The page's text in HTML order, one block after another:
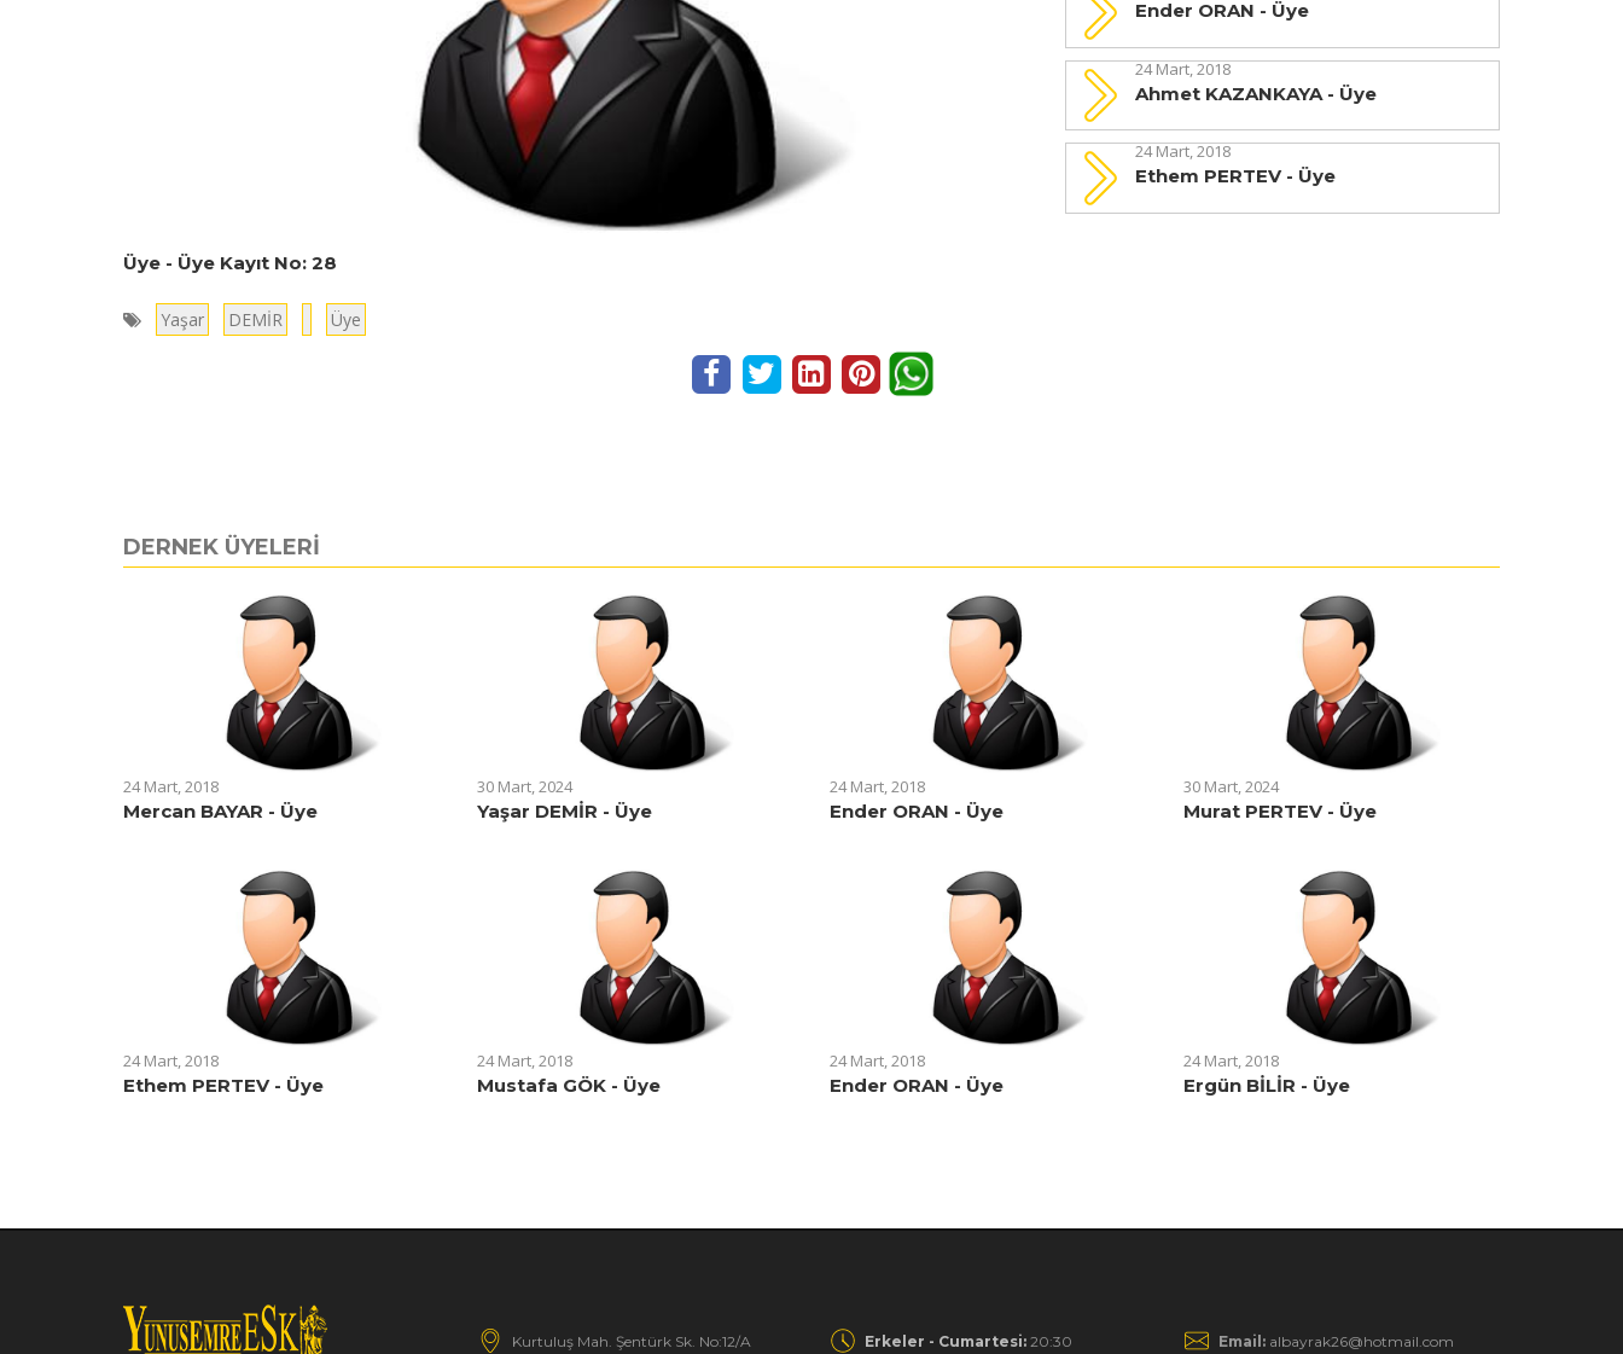
Ender ORAN - Üye
24 Mart, 2018
Ahmet KAZANKAYA - Üye
24 Mart, 2018
Ethem PERTEV - Üye
Üye - Üye Kayıt No: 28
Yaşar DEMİR Üye
DERNEK ÜYELERİ
24 Mart, 2018
Mercan BAYAR - Üye
30 Mart, 2024
Yaşar DEMİR - Üye
24 Mart, 2018
Ender ORAN - Üye
30 Mart, 2024
Murat PERTEV - Üye
24 Mart, 2018
Ethem PERTEV - Üye
24 Mart, 2018
Mustafa GÖK - Üye
24 Mart, 2018
Ender ORAN - Üye
24 Mart, 2018
Ergün BİLİR - Üye
Kurtuluş Mah. Şentürk Sk. No:12/A Erkeler - Cumartesi: 20:30 Email: albayrak26@hotmail.com